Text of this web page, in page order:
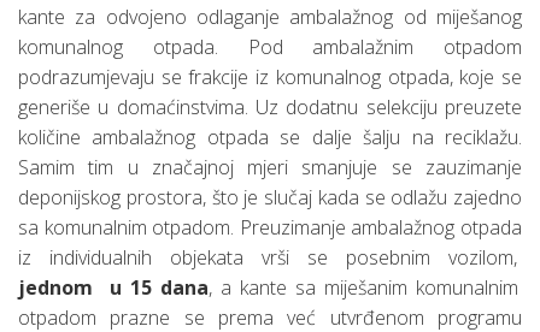
kante za odvojeno odlaganje ambalažnog od miješanog
komunalnog otpada. Pod ambalažnim otpadom
podrazumjevaju se frakcije iz komunalnog otpada, koje se
generiše u domaćinstvima. Uz dodatnu selekciju preuzete
količine ambalažnog otpada se dalje šalju na reciklažu.
Samim tim u značajnoj mjeri smanjuje se zauzimanje
deponijskog prostora, što je slučaj kada se odlažu zajedno
sa komunalnim otpadom. Preuzimanje ambalažnog otpada
iz individualnih objekata vrši se posebnim vozilom,
jednom u 15 dana, a kante sa miješanim komunalnim
otpadom prazne se prema već utvrđenom programu